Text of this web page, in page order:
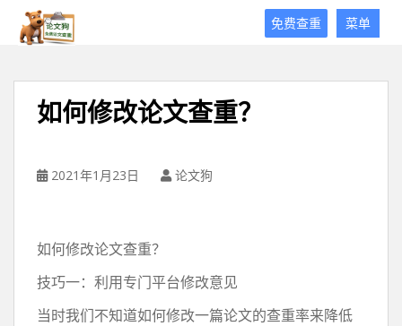
菜单
免费查重
如何修改论文查重？
2021年1月23日 论文狗
如何修改论文查重？
技巧一：利用专门平台修改意见
当时我们不知道如何修改一篇论文的查重率来降低